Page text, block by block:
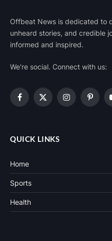
Offbeat News is dedicated to
unheard stories, and credible
informed and inspired.
We're social. Connect with us:
Facebook
X
Instagram
QUICK LINKS
Home
Sports
Health